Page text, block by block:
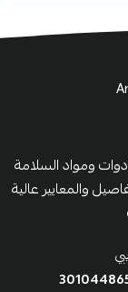
ومواد السلامة
والمعايير عالية